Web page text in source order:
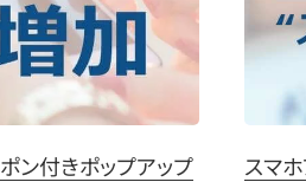
ン付きポップアップ
スマ